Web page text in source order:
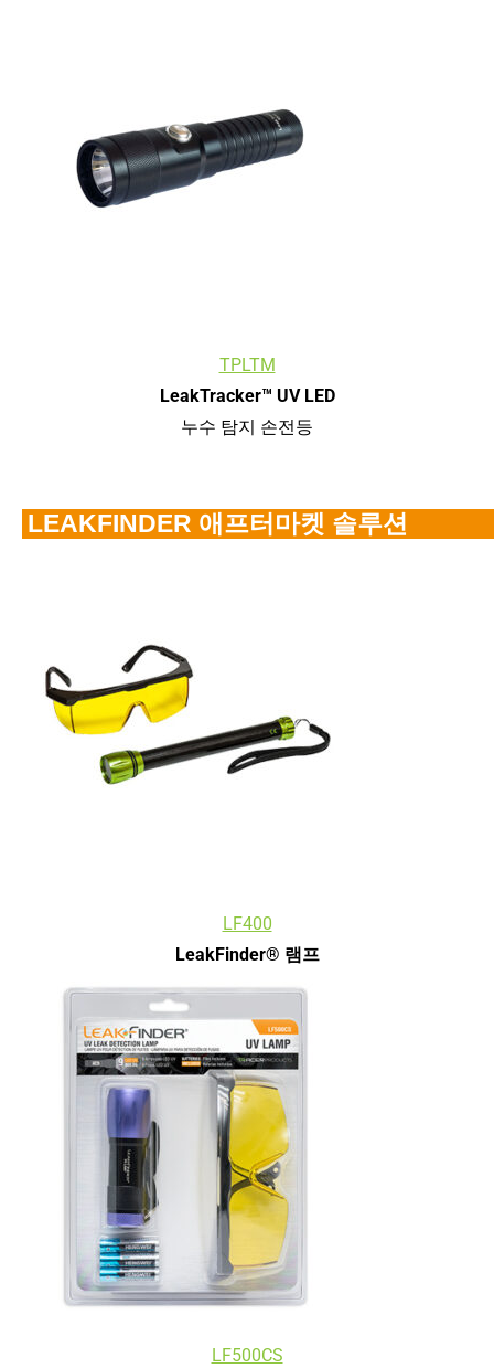
TPLTM
LeakTracker™ UV LED
누수 탐지 손전등
LEAKFINDER 애프터마켓 솔루션
LF400
LeakFinder® 램프
LF500CS